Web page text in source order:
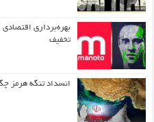
بهره‌برداری
تخفیف
انسداد تنگه هرمز